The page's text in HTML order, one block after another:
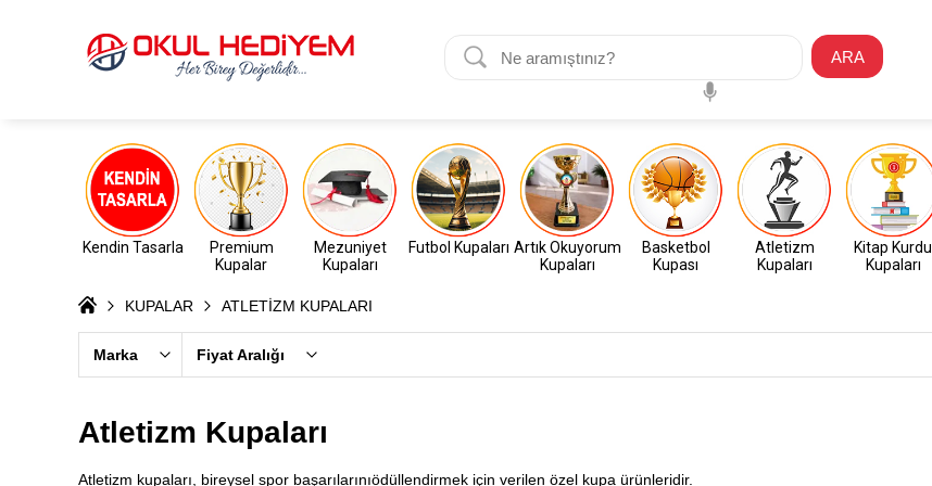
ARA
Kendin Tasarla
Premium
Kupalar
Mezuniyet
Kupaları
Futbol Kupaları Artık Okuyorum
Kupaları
Basketbol
Kupası
Atletizm
Kupaları
Kitap Kurdu
Kupaları
KUPALAR ATLETİZM KUPALARI
Marka Fiyat Aralığı
Atletizm Kupaları
Atletizm kupaları, bireysel spor başarılarınıödüllendirmek için verilen özel kupa ürünleridir.